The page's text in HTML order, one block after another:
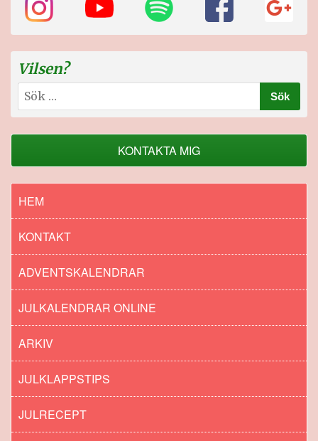
Vilsen?
Sök
efter:
KONTAKTA MIG
HEM
KONTAKT
ADVENTSKALENDRAR
JULKALENDRAR ONLINE
ARKIV
JULKLAPPSTIPS
JULRECEPT